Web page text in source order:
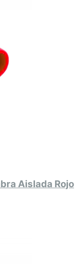
Aislada Rojo